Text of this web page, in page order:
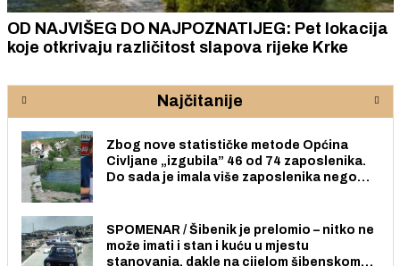
OD NAJVIŠEG DO NAJPOZNATIJEG: Pet lokacija
koje otkrivaju različitost slapova rijeke Krke
Najčitanije
Zbog nove statističke metode Općina
Civljane „izgubila” 46 od 74 zaposlenika.
Do sada je imala više zaposlenika nego
SPOMENAR / Šibenik je prelomio – nitko ne
može imati i stan i kuću u mjestu
stanovanja, dakle na cijelom šibenskom